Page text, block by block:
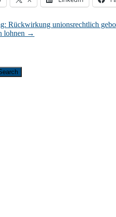
Rückwirkung unionsrechtlich
lohnen →